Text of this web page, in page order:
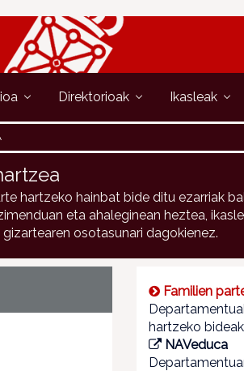
Direktorioak Ikasleak
hartzeko hainbat bide ditu ezarriak
eta ahaleginean heztea,
osotasunari dagokienez.
Familien
hartzeko
NAVeduca